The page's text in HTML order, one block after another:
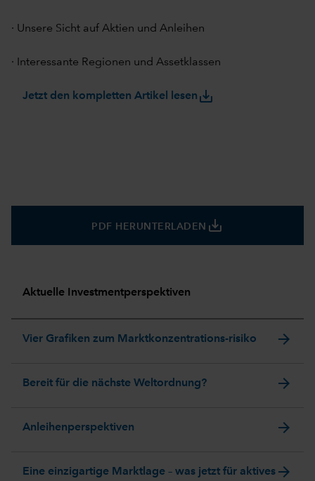
· Unsere Sicht auf Aktien und Anleihen
· Interessante Regionen und Assetklassen
Jetzt den kompletten Artikel lesen save_alt
PDF HERUNTERLADEN save_alt
Aktuelle Investmentperspektiven
Vier Grafiken zum Marktkonzentrations-risiko arrow_forward
Bereit für die nächste Weltordnung? arrow_forward
Anleihenperspektiven arrow_forward
Eine einzigartige Marktlage – was jetzt für aktivesarrow_forward